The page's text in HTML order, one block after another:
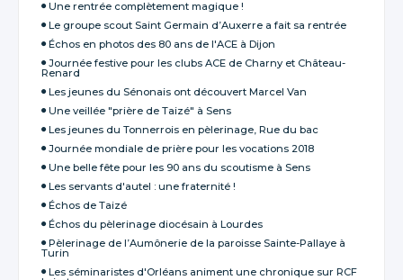
Une rentrée complètement magique !
Le groupe scout Saint Germain d’Auxerre a fait sa rentrée
Échos en photos des 80 ans de l'ACE à Dijon
Journée festive pour les clubs ACE de Charny et Château-
Renard
Les jeunes du Sénonais ont découvert Marcel Van
Une veillée "prière de Taizé" à Sens
Les jeunes du Tonnerrois en pèlerinage, Rue du bac
Journée mondiale de prière pour les vocations 2018
Une belle fête pour les 90 ans du scoutisme à Sens
Les servants d'autel : une fraternité !
Échos de Taizé
Échos du pèlerinage diocésain à Lourdes
Pèlerinage de l’Aumônerie de la paroisse Sainte-Pallaye à
Turin
Les séminaristes d'Orléans animent une chronique sur RCF